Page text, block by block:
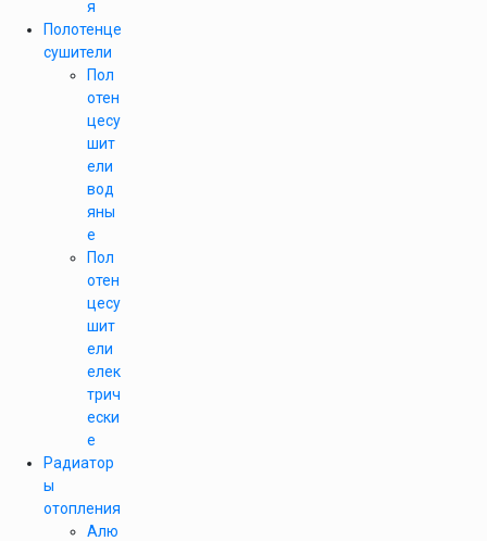
я
Полотенце
сушители
Пол
отен
цесу
шит
ели
вод
яны
е
Пол
отен
цесу
шит
ели
елек
трич
ески
е
Радиатор
ы
отопления
Алю